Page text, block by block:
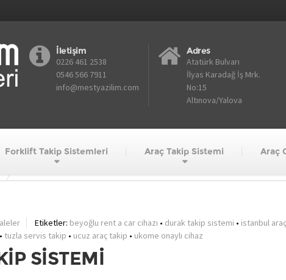
İletişim
0226 461 2538
0546 566 7911
info@mestyazilim.com
Adres
Atatürk Bulvarı
İlyas Karadağ İş Mrk.
No:15
Altınova/Yalova
Forklift Takip Sistemleri Araç Takip Sistemi Araç
istanbul durak takip
Etiketler: beyoğlu rent a car cihazı • durak takip sistemi • istanbul
• tuzla servis takip • ucuz araç takip • ukome onaylı cihaz
SİSTEMİ